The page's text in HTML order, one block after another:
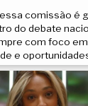
comissão é
do debate
com foco
e